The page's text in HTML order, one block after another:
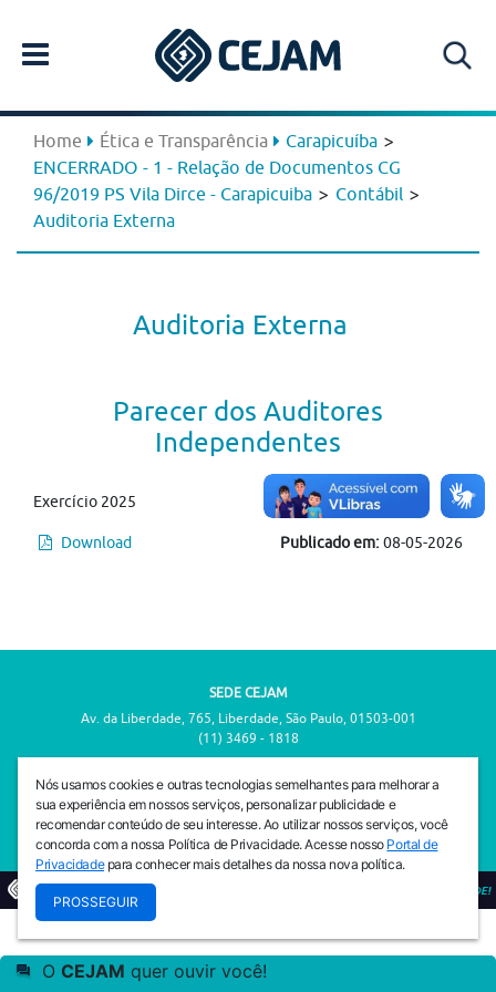
Home Ética e Transparência Carapicuíba >
ENCERRADO - 1 - Relação de Documentos CG
96/2019 PS Vila Dirce - Carapicuiba > Contábil >
Auditoria Externa
Auditoria Externa
Parecer dos Auditores
Independentes
Exercício 2025
Download Publicado em:08-05-2026
SEDE CEJAM
Av. da Liberdade, 765, Liberdade, São Paulo, 01503-001
(11) 3469 - 1818
INSTITUTO CEJAM
Av. da Liberdade, 765, Liberdade, São Paulo, 01503-001
(11) 3469 - 1818
PREVENIR É VIVER COM QUALIDADE!
Nós usamos cookies e outras tecnologias semelhantes para melhorar a
sua experiência em nossos serviços, personalizar publicidade e
recomendar conteúdo de seu interesse. Ao utilizar nossos serviços, você
concorda com a nossa Política de Privacidade. Acesse nosso Portal de
Privacidadepara conhecer mais detalhes da nossa nova política.
PROSSEGUIR
O CEJAM quer ouvir você!